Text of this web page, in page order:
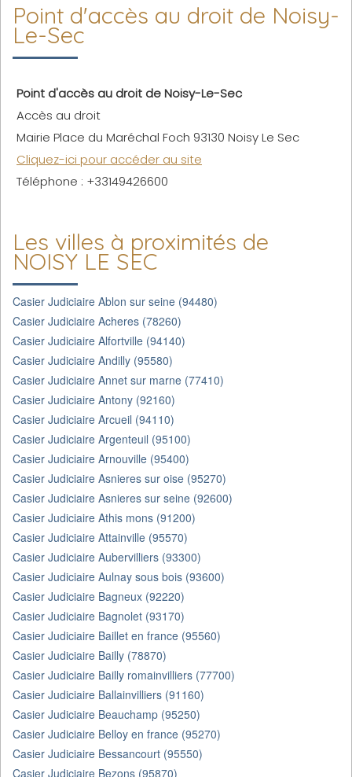
Point d'accès au droit de Noisy-
Le-Sec
Point d'accès au droit de Noisy-Le-Sec
Accès au droit
Mairie Place du Maréchal Foch 93130 Noisy Le Sec
Cliquez-ici pour accéder au site
Téléphone : +33149426600
Les villes à proximités de
NOISY LE SEC
Casier Judiciaire Ablon sur seine (94480)
Casier Judiciaire Acheres (78260)
Casier Judiciaire Alfortville (94140)
Casier Judiciaire Andilly (95580)
Casier Judiciaire Annet sur marne (77410)
Casier Judiciaire Antony (92160)
Casier Judiciaire Arcueil (94110)
Casier Judiciaire Argenteuil (95100)
Casier Judiciaire Arnouville (95400)
Casier Judiciaire Asnieres sur oise (95270)
Casier Judiciaire Asnieres sur seine (92600)
Casier Judiciaire Athis mons (91200)
Casier Judiciaire Attainville (95570)
Casier Judiciaire Aubervilliers (93300)
Casier Judiciaire Aulnay sous bois (93600)
Casier Judiciaire Bagneux (92220)
Casier Judiciaire Bagnolet (93170)
Casier Judiciaire Baillet en france (95560)
Casier Judiciaire Bailly (78870)
Casier Judiciaire Bailly romainvilliers (77700)
Casier Judiciaire Ballainvilliers (91160)
Casier Judiciaire Beauchamp (95250)
Casier Judiciaire Belloy en france (95270)
Casier Judiciaire Bessancourt (95550)
Casier Judiciaire Bezons (95870)